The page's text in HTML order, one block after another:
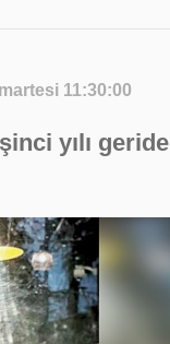
11:30:00
yılı geride